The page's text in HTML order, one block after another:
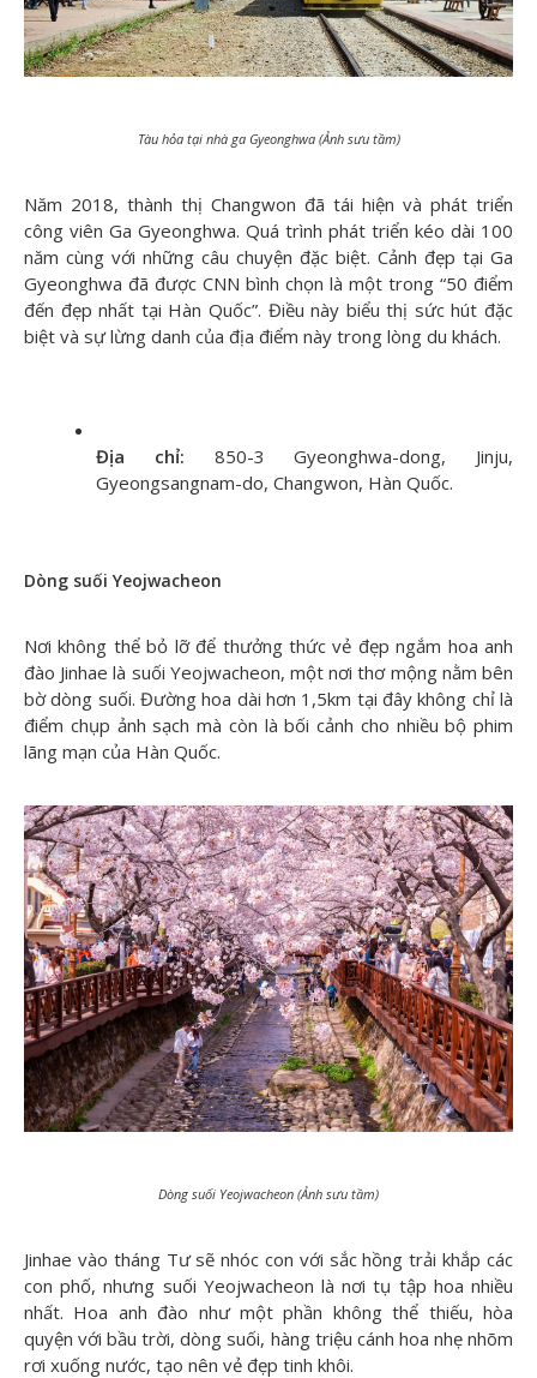
Tàu hỏa tại nhà ga Gyeonghwa (Ảnh sưu tầm)
Năm 2018, thành thị Changwon đã tái hiện và phát triển
công viên Ga Gyeonghwa. Quá trình phát triển kéo dài 100
năm cùng với những câu chuyện đặc biệt. Cảnh đẹp tại Ga
Gyeonghwa đã được CNN bình chọn là một trong “50 điểm
đến đẹp nhất tại Hàn Quốc”. Điều này biểu thị sức hút đặc
biệt và sự lừng danh của địa điểm này trong lòng du khách.
Địa chỉ:
850-3 Gyeonghwa-dong, Jinju,
Gyeongsangnam-do, Changwon, Hàn Quốc.
Dòng suối Yeojwacheon
Nơi không thể bỏ lỡ để thưởng thức vẻ đẹp ngắm hoa anh
đào Jinhae là suối Yeojwacheon, một nơi thơ mộng nằm bên
bờ dòng suối. Đường hoa dài hơn 1,5km tại đây không chỉ là
điểm chụp ảnh sạch mà còn là bối cảnh cho nhiều bộ phim
lãng mạn của Hàn Quốc.
Dòng suối Yeojwacheon (Ảnh sưu tầm)
Jinhae vào tháng Tư sẽ nhóc con với sắc hồng trải khắp các
con phố, nhưng suối Yeojwacheon là nơi tụ tập hoa nhiều
nhất. Hoa anh đào như một phần không thể thiếu, hòa
quyện với bầu trời, dòng suối, hàng triệu cánh hoa nhẹ nhõm
rơi xuống nước, tạo nên vẻ đẹp tinh khôi.